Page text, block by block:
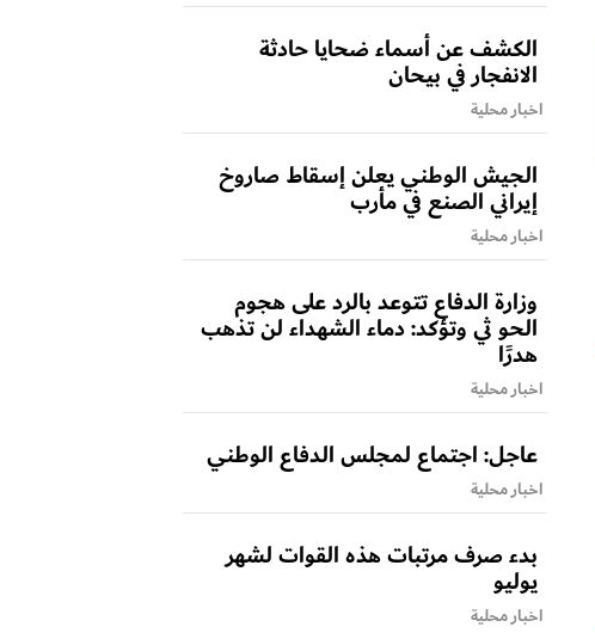
الكشف عن أسماء ضحايا حادثة
الانفجار في بيحان
اخبار محلية
الجيش الوطني يعلن إسقاط صاروخ
إيراني الصنع في مأرب
اخبار محلية
وزارة الدفاع تتوعد بالرد على هجوم
الحو ثي وتؤكد: دماء الشهداء لن تذهب
هدرًا
اخبار محلية
عاجل: اجتماع لمجلس الدفاع الوطني
اخبار محلية
بدء صرف مرتبات هذه القوات لشهر
يوليو
اخبار محلية